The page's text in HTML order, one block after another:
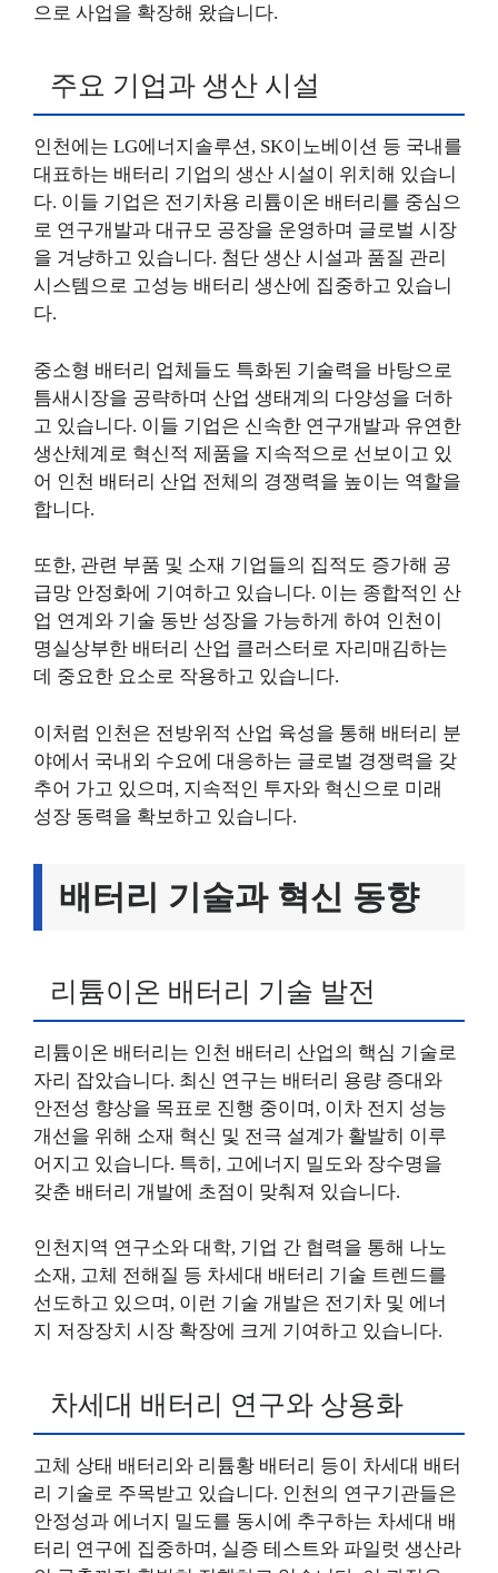
으로 사업을 확장해 왔습니다.
주요 기업과 생산 시설
인천에는 LG에너지솔루션, SK이노베이션 등 국내를
대표하는 배터리 기업의 생산 시설이 위치해 있습니
다. 이들 기업은 전기차용 리튬이온 배터리를 중심으
로 연구개발과 대규모 공장을 운영하며 글로벌 시장
을 겨냥하고 있습니다. 첨단 생산 시설과 품질 관리
시스템으로 고성능 배터리 생산에 집중하고 있습니
다.
중소형 배터리 업체들도 특화된 기술력을 바탕으로
틈새시장을 공략하며 산업 생태계의 다양성을 더하
고 있습니다. 이들 기업은 신속한 연구개발과 유연한
생산체계로 혁신적 제품을 지속적으로 선보이고 있
어 인천 배터리 산업 전체의 경쟁력을 높이는 역할을
합니다.
또한, 관련 부품 및 소재 기업들의 집적도 증가해 공
급망 안정화에 기여하고 있습니다. 이는 종합적인 산
업 연계와 기술 동반 성장을 가능하게 하여 인천이
명실상부한 배터리 산업 클러스터로 자리매김하는
데 중요한 요소로 작용하고 있습니다.
이처럼 인천은 전방위적 산업 육성을 통해 배터리 분
야에서 국내외 수요에 대응하는 글로벌 경쟁력을 갖
추어 가고 있으며, 지속적인 투자와 혁신으로 미래
성장 동력을 확보하고 있습니다.
배터리 기술과 혁신 동향
리튬이온 배터리 기술 발전
리튬이온 배터리는 인천 배터리 산업의 핵심 기술로
자리 잡았습니다. 최신 연구는 배터리 용량 증대와
안전성 향상을 목표로 진행 중이며, 이차 전지 성능
개선을 위해 소재 혁신 및 전극 설계가 활발히 이루
어지고 있습니다. 특히, 고에너지 밀도와 장수명을
갖춘 배터리 개발에 초점이 맞춰져 있습니다.
인천지역 연구소와 대학, 기업 간 협력을 통해 나노
소재, 고체 전해질 등 차세대 배터리 기술 트렌드를
선도하고 있으며, 이런 기술 개발은 전기차 및 에너
지 저장장치 시장 확장에 크게 기여하고 있습니다.
차세대 배터리 연구와 상용화
고체 상태 배터리와 리튬황 배터리 등이 차세대 배터
리 기술로 주목받고 있습니다. 인천의 연구기관들은
안정성과 에너지 밀도를 동시에 추구하는 차세대 배
터리 연구에 집중하며, 실증 테스트와 파일럿 생산라